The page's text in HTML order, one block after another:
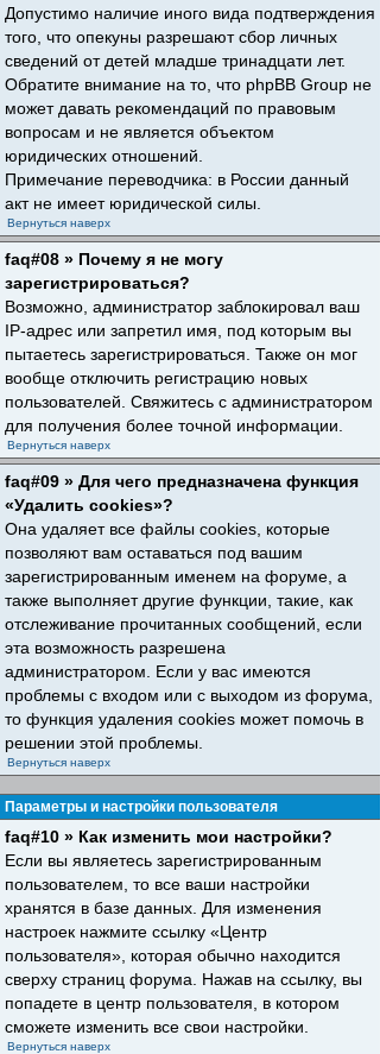
Допустимо наличие иного вида подтверждения
того, что опекуны разрешают сбор личных
сведений от детей младше тринадцати лет.
Обратите внимание на то, что phpBB Group не
может давать рекомендаций по правовым
вопросам и не является объектом
юридических отношений.
Примечание переводчика: в России данный
акт не имеет юридической силы.
Вернуться наверх
faq#08 » Почему я не могу
зарегистрироваться?
Возможно, администратор заблокировал ваш
IP-адрес или запретил имя, под которым вы
пытаетесь зарегистрироваться. Также он мог
вообще отключить регистрацию новых
пользователей. Свяжитесь с администратором
для получения более точной информации.
Вернуться наверх
faq#09 » Для чего предназначена функция
«Удалить cookies»?
Она удаляет все файлы cookies, которые
позволяют вам оставаться под вашим
зарегистрированным именем на форуме, а
также выполняет другие функции, такие, как
отслеживание прочитанных сообщений, если
эта возможность разрешена
администратором. Если у вас имеются
проблемы с входом или с выходом из форума,
то функция удаления cookies может помочь в
решении этой проблемы.
Вернуться наверх
Параметры и настройки пользователя
faq#10 » Как изменить мои настройки?
Если вы являетесь зарегистрированным
пользователем, то все ваши настройки
хранятся в базе данных. Для изменения
настроек нажмите ссылку «Центр
пользователя», которая обычно находится
сверху страниц форума. Нажав на ссылку, вы
попадете в центр пользователя, в котором
сможете изменить все свои настройки.
Вернуться наверх